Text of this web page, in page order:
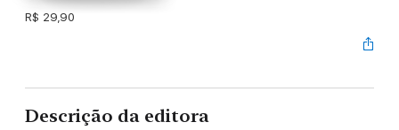
R$ 29,90
Descrição da editora